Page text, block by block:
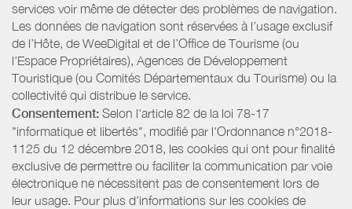
services voir même de détecter des problèmes de navigation.
Les données de navigation sont réservées à l’usage exclusif
de l’Hôte, de WeeDigital et de l’Office de Tourisme (ou
l'Espace Propriétaires), Agences de Développement
Touristique (ou Comités Départementaux du Tourisme) ou la
collectivité qui distribue le service.
Consentement: Selon l'article 82 de la loi 78-17
"informatique et libertés", modifié par l'Ordonnance n°2018-
1125 du 12 décembre 2018, les cookies qui ont pour finalité
exclusive de permettre ou faciliter la communication par voie
électronique ne nécessitent pas de consentement lors de
leur usage. Pour plus d’informations sur les cookies de